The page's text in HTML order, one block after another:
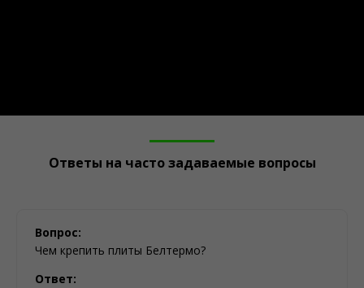
Ответы на часто задаваемые вопросы
Вопрос:
Чем крепить плиты Белтермо?
Ответ: